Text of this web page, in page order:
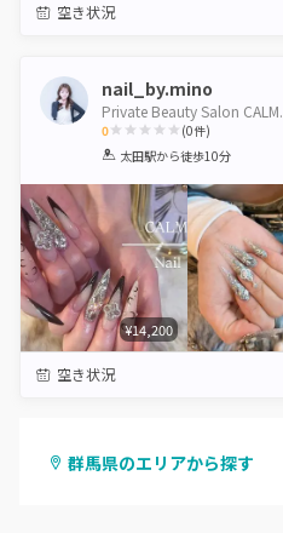
空き状況
nail_by.mino
Private Beauty Salon CALM.
0
1 2 3 4 5
(0件)
太田駅から徒歩10分
¥14,200
空き状況
群馬県のエリアから探す